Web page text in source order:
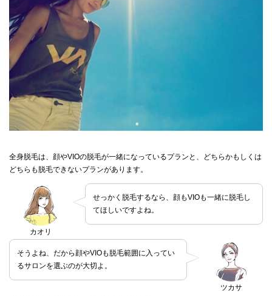
全身脱毛は、顔やVIOの脱毛が一緒になっているプランと、どちらかもしくは
どちらも脱毛できないプランがあります。
カオリ
せっかく脱毛するなら、顔もVIOも一緒に脱毛し
てほしいですよね。
ツカサ
そうよね、だから顔やVIOも脱毛範囲に入ってい
るサロンを選ぶのが大切よ。